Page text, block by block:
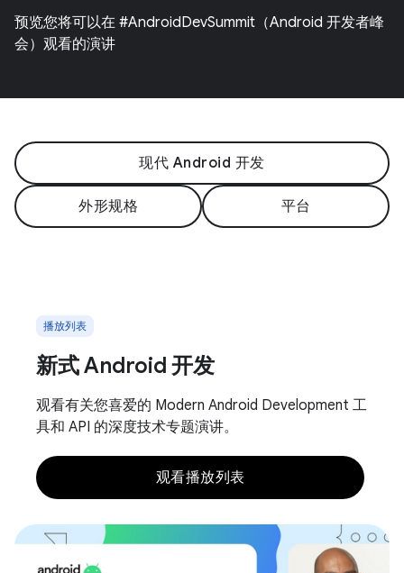
预览您将可以在 #AndroidDevSummit（Android 开发者峰
会）观看的演讲
现代 Android 开发
外形规格 平台
播放列表
新式 Android 开发
观看有关您喜爱的 Modern Android Development 工
具和 API 的深度技术专题演讲。
观看播放列表